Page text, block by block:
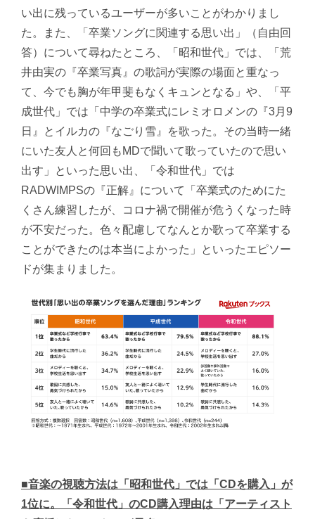
い出に残っているユーザーが多いことがわかりまし
た。また、「卒業ソングに関連する思い出」（自由回
答）について尋ねたところ、「昭和世代」では、「荒
井由実の『卒業写真』の歌詞が実際の場面と重なっ
て、今でも胸が年甲斐もなくキュンとなる」や、「平
成世代」では「中学の卒業式にレミオロメンの『3月9
日』とイルカの『なごり雪』を歌った。その当時一緒
にいた友人と何回もMDで聞いて歌っていたので思い
出す」といった思い出、「令和世代」では
RADWIMPSの『正解』について「卒業式のためにた
くさん練習したが、コロナ禍で開催が危うくなった時
が不安だった。色々配慮してなんとか歌って卒業する
ことができたのは本当によかった」といったエピソー
ドが集まりました。
■音楽の視聴方法は「昭和世代」では「CDを購入」が
1位に。「令和世代」のCD購入理由は「アーティスト